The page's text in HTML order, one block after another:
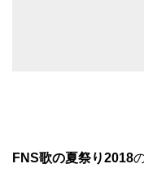
FNS歌の夏祭り2018